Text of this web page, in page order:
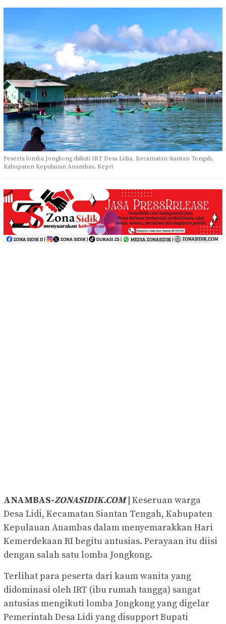
Peserta lomba Jongkong diikuti IRT Desa Lidia, Kecamatan Siantan Tengah,
Kabupaten Kepulauan Anambas, Kepri
ANAMBAS-ZONASIDIK.COM| Keseruan warga
Desa Lidi, Kecamatan Siantan Tengah, Kabupaten
Kepulauan Anambas dalam menyemarakkan Hari
Kemerdekaan RI begitu antusias. Perayaan itu diisi
dengan salah satu lomba Jongkong.
Terlihat para peserta dari kaum wanita yang
didominasi oleh IRT (ibu rumah tangga) sangat
antusias mengikuti lomba Jongkong yang digelar
Pemerintah Desa Lidi yang disupport Bupati